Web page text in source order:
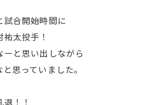
試合開始時間に
太投手！
と思い出しながら
思っていました。
！！